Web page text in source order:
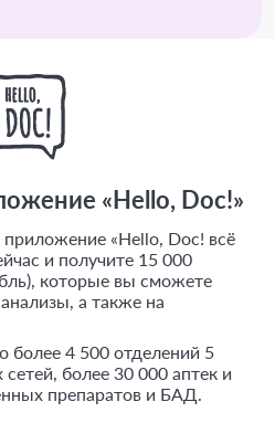
«Hello, Doc!»
приложение «Hello, Doc! всё
и получите 15 000
которые вы сможете
а также на
более 4 500 отделений 5
более 30 000 аптек и
препаратов и БАД.